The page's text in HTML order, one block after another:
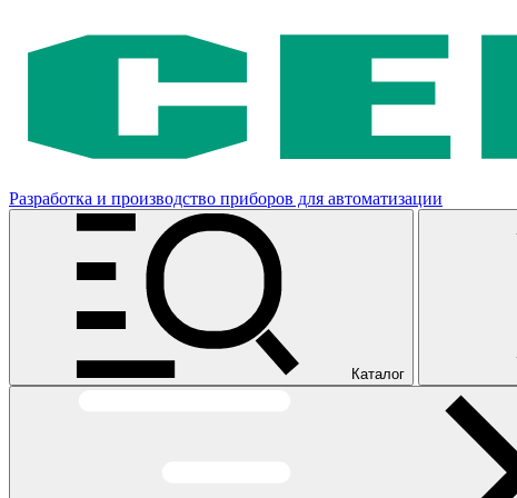
Разработка и производство приборов для автоматизации
Каталог